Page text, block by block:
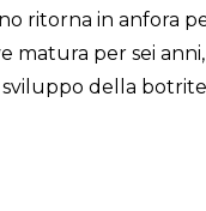
ritorna in anfora
matura per sei
della